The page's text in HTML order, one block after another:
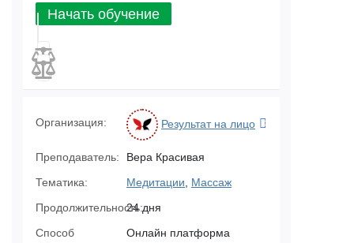
Начать обучение
Организация: Результат на лицо
Преподаватель:
Вера Красивая
Тематика:
Медитации
Массаж
Продолжительность:24 дня
Способ
Онлайн платформа